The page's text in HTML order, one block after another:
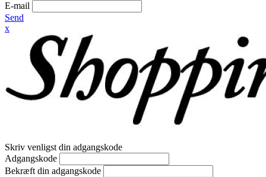
E-mail
Send
x
Skriv venligst din adgangskode
Adgangskode
Bekræft din adgangskode